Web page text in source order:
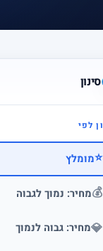
סינון
לפי
⭐מומלץ
💰מחיר: נמוך לגבוה
💎מחיר: גבוה לנמוך